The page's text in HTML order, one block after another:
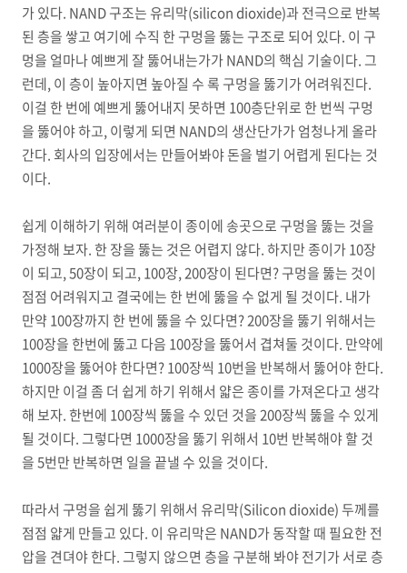
가 있다. NAND 구조는 유리막(silicon dioxide)과 전극으로 반복
된 층을 쌓고 여기에 수직 한 구멍을 뚫는 구조로 되어 있다. 이 구
멍을 얼마나 예쁘게 잘 뚫어내는가가 NAND의 핵심 기술이다. 그
런데, 이 층이 높아지면 높아질 수 록 구멍을 뚫기가 어려워진다.
이걸 한 번에 예쁘게 뚫어내지 못하면 100층단위로 한 번씩 구멍
을 뚫어야 하고, 이렇게 되면 NAND의 생산단가가 엄청나게 올라
간다. 회사의 입장에서는 만들어봐야 돈을 벌기 어렵게 된다는 것
이다.
쉽게 이해하기 위해 여러분이 종이에 송곳으로 구멍을 뚫는 것을
가정해 보자. 한 장을 뚫는 것은 어렵지 않다. 하지만 종이가 10장
이 되고, 50장이 되고, 100장, 200장이 된다면? 구멍을 뚫는 것이
점점 어려워지고 결국에는 한 번에 뚫을 수 없게 될 것이다. 내가
만약 100장까지 한 번에 뚫을 수 있다면? 200장을 뚫기 위해서는
100장을 한번에 뚫고 다음 100장을 뚫어서 겹쳐둘 것이다. 만약에
1000장을 뚫어야 한다면? 100장씩 10번을 반복해서 뚫어야 한다.
하지만 이걸 좀 더 쉽게 하기 위해서 얇은 종이를 가져온다고 생각
해 보자. 한번에 100장씩 뚫을 수 있던 것을 200장씩 뚫을 수 있게
될 것이다. 그렇다면 1000장을 뚫기 위해서 10번 반복해야 할 것
을 5번만 반복하면 일을 끝낼 수 있을 것이다.
따라서 구멍을 쉽게 뚫기 위해서 유리막(Silicon dioxide) 두께를
점점 얇게 만들고 있다. 이 유리막은 NAND가 동작할 때 필요한 전
압을 견뎌야 한다. 그렇지 않으면 층을 구분해 봐야 전기가 서로 층